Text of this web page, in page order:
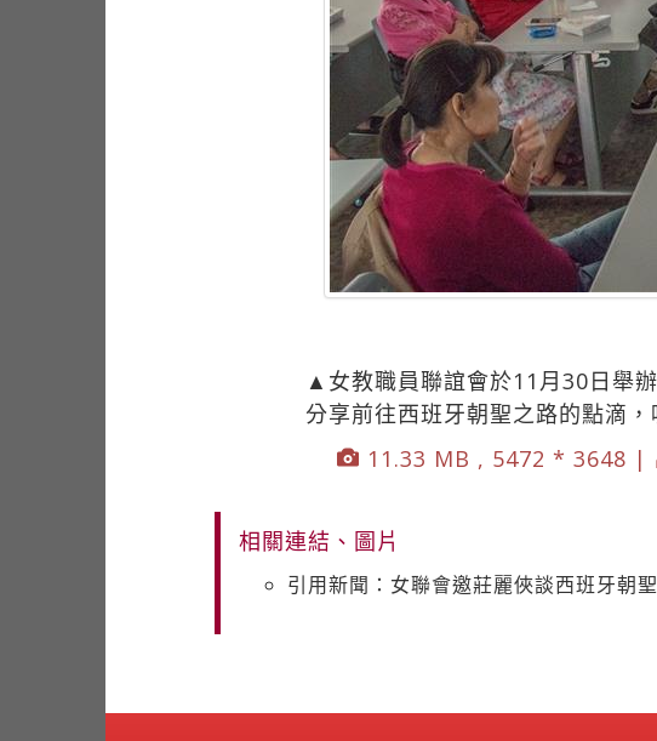
▲女教職員聯誼會於11月30日舉
分享前往西班牙朝聖之路的點滴
11.33 MB , 5472 * 3648 |
相關連結、圖片
引用新聞：女聯會邀莊麗俠談西班牙朝